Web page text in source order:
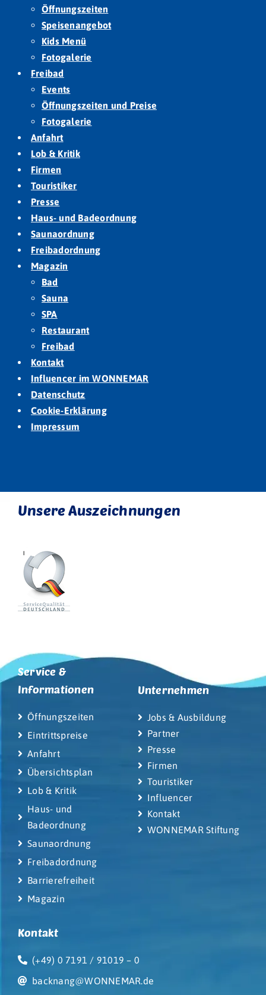
Öffnungszeiten
Speisenangebot
Kids Menü
Fotogalerie
Freibad
Events
Öffnungszeiten und Preise
Fotogalerie
Anfahrt
Lob & Kritik
Firmen
Touristiker
Presse
Haus- und Badeordnung
Saunaordnung
Freibadordnung
Magazin
Bad
Sauna
SPA
Restaurant
Freibad
Kontakt
Influencer im WONNEMAR
Datenschutz
Cookie-Erklärung
Impressum
Unsere Auszeichnungen
Service &
Informationen
Öffnungszeiten
Eintrittspreise
Anfahrt
Übersichtsplan
Lob & Kritik
Haus- und
Badeordnung
Saunaordnung
Freibadordnung
Barrierefreiheit
Magazin
Unternehmen
Jobs & Ausbildung
Partner
Presse
Firmen
Touristiker
Influencer
Kontakt
WONNEMAR Stiftung
Kontakt
(+49) 0 7191 / 91019 – 0
backnang@WONNEMAR.de